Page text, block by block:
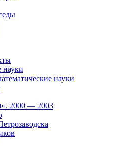
науки
науки
2000 — 2003